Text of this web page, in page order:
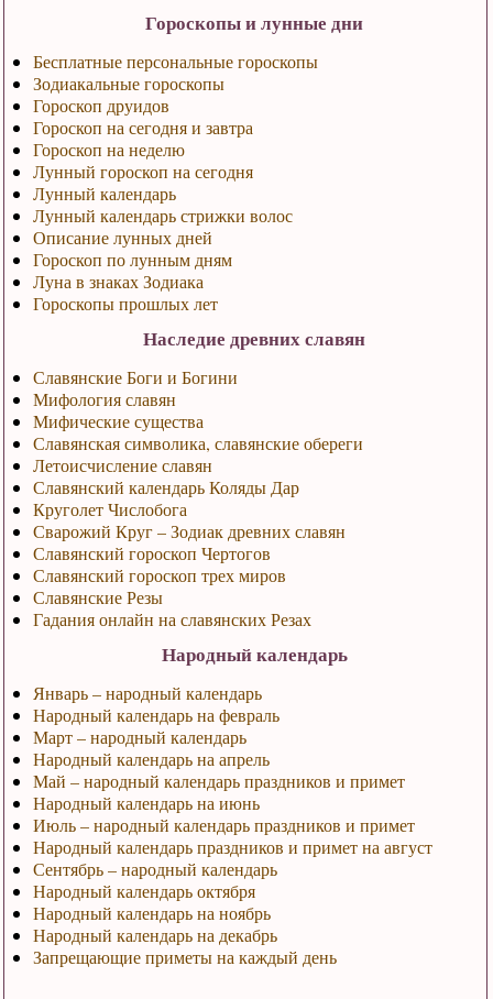
Гороскопы и лунные дни
Бесплатные персональные гороскопы
Зодиакальные гороскопы
Гороскоп друидов
Гороскоп на сегодня и завтра
Гороскоп на неделю
Лунный гороскоп на сегодня
Лунный календарь
Лунный календарь стрижки волос
Описание лунных дней
Гороскоп по лунным дням
Луна в знаках Зодиака
Гороскопы прошлых лет
Наследие древних славян
Славянские Боги и Богини
Мифология славян
Мифические существа
Славянская символика, славянские обереги
Летоисчисление славян
Славянский календарь Коляды Дар
Круголет Числобога
Сварожий Круг – Зодиак древних славян
Славянский гороскоп Чертогов
Славянский гороскоп трех миров
Славянские Резы
Гадания онлайн на славянских Резах
Народный календарь
Январь – народный календарь
Народный календарь на февраль
Март – народный календарь
Народный календарь на апрель
Май – народный календарь праздников и примет
Народный календарь на июнь
Июль – народный календарь праздников и примет
Народный календарь праздников и примет на август
Сентябрь – народный календарь
Народный календарь октября
Народный календарь на ноябрь
Народный календарь на декабрь
Запрещающие приметы на каждый день